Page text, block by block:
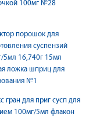
100мг №28
порошок для
суспензий
5мл 16,740г 15мл
ложка шприц для
№1
гран для приг сусп для
100мг/5мл флакон